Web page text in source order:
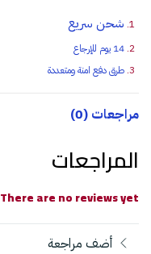
شحن سريع
14 يوم للإرجاع
طرق دفع امنة ومتعددة
مراجعات (0)
المراجعات
There are no reviews yet
أضف مراجعة